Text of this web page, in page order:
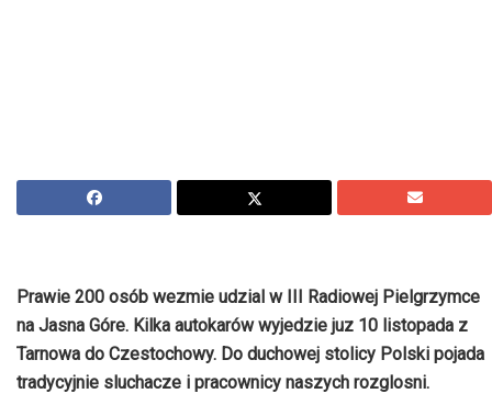
Prawie 200 osób wezmie udzial w III Radiowej Pielgrzymce
na Jasna Góre. Kilka autokarów wyjedzie juz 10 listopada z
Tarnowa do Czestochowy. Do duchowej stolicy Polski pojada
tradycyjnie sluchacze i pracownicy naszych rozglosni.